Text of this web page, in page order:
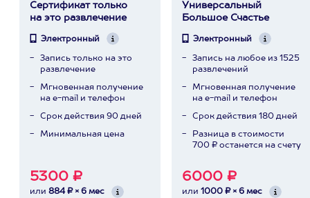
Сертификат только
на это развлечение
Электронный
Запись только на это
развлечение
Мгновенная получение
на e-mail и телефон
Срок действия 90 дней
Минимальная цена
5300 ₽
или 884 ₽ × 6 мес
Универсальный
Большое Счастье
Электронный
Запись на любое из 1525
развлечений
Мгновенная получение
на e-mail и телефон
Срок действия 180 дней
Разница в стоимости
700 ₽ останется на счету
6000 ₽
или 1000 ₽ × 6 мес